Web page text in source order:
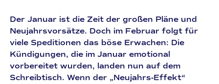
Der Januar ist die Zeit der großen Pläne und
Neujahrsvorsätze. Doch im Februar folgt für
viele Speditionen das böse Erwachen: Die
Kündigungen, die im Januar emotional
vorbereitet wurden, landen nun auf dem
Schreibtisch. Wenn der „Neujahrs-Effekt“